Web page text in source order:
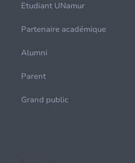
Etudiant UNamur
Partenaire académique
Alumni
Parent
Grand public